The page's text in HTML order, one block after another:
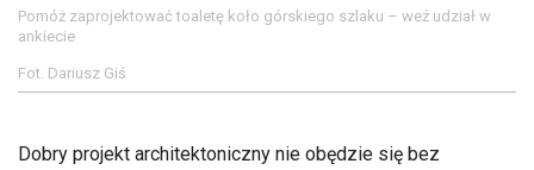
Pomóż zaprojektować toaletę koło górskiego szlaku – weź udział w
ankiecie
Fot. Dariusz Giś
Dobry projekt architektoniczny nie obędzie się bez